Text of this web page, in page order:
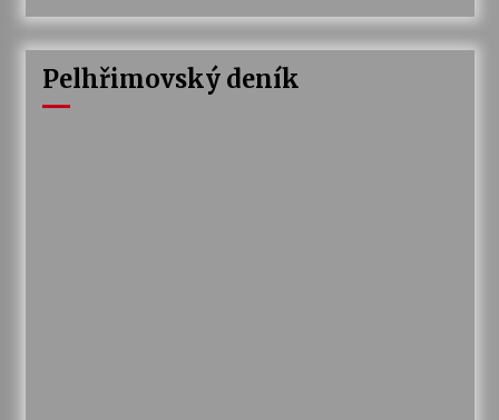
Pelhřimovský deník